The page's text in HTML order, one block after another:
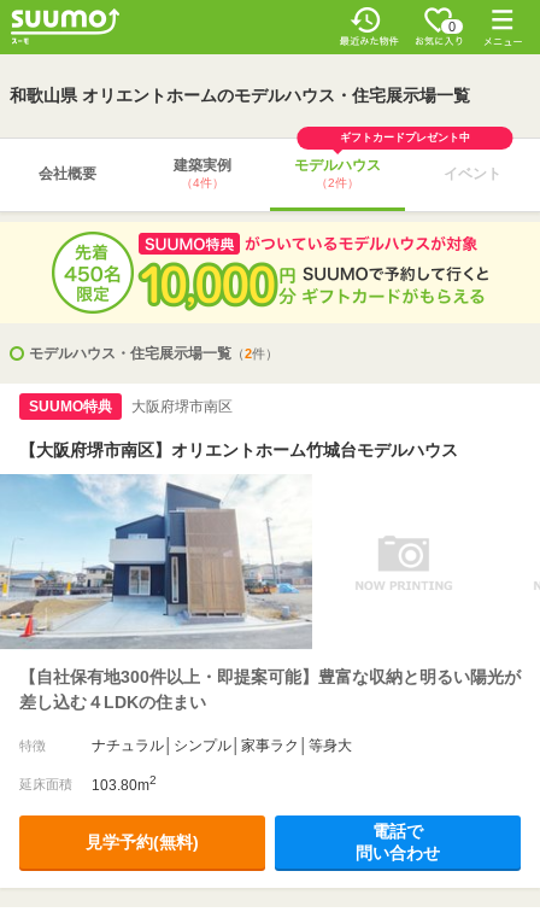
0
和歌山県 オリエントホームのモデルハウス・住宅展示場一覧
会社概要 建築実例
（4件）
ギフトカードプレゼント中
モデルハウス
（2件）
イベント
モデルハウス・住宅展示場一覧 （2件）
SUUMO特典 大阪府堺市南区
【大阪府堺市南区】オリエントホーム竹城台モデルハウス
【自社保有地300件以上・即提案可能】豊富な収納と明るい陽光が
差し込む４LDKの住まい
特徴 ナチュラル│シンプル│家事ラク│等身大
延床面積 103.80m2
見学予約(無料)
電話で
問い合わせ